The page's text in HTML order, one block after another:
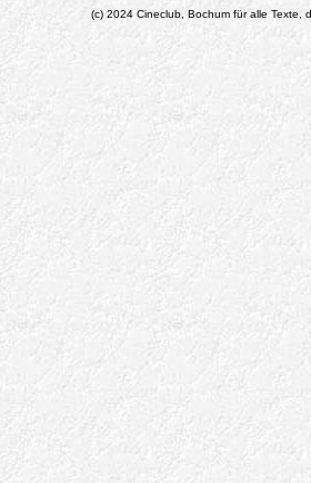
(c) 2024 Cineclub, Bochum für alle Texte,